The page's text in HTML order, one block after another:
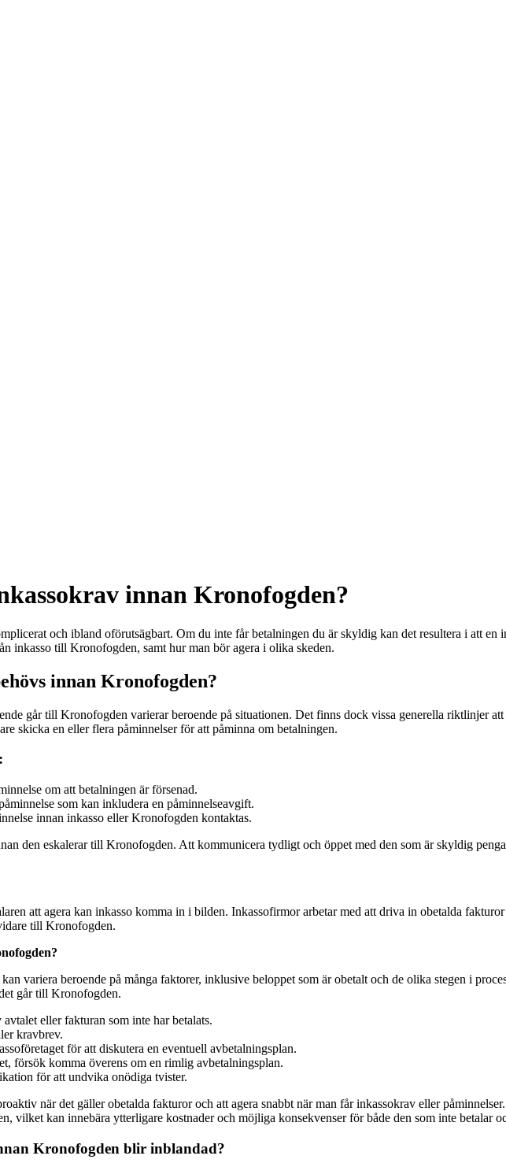
innan Kronofogden?
och ibland oförutsägbart. Om du inte får betalningen du är skyldig kan det resultera i att
inkasso till Kronofogden, samt hur man bör agera i olika skeden.
innan Kronofogden?
går till Kronofogden varierar beroende på situationen. Det finns dock vissa generella riktlinjer
skicka en eller flera påminnelser för att påminna om betalningen.
om att betalningen är försenad.
som kan inkludera en påminnelseavgift.
innan inkasso eller Kronofogden kontaktas.
den eskalerar till Kronofogden. Att kommunicera tydligt och öppet med den som är skyldig
att agera kan inkasso komma in i bilden. Inkassofirmor arbetar med att driva in obetalda
till Kronofogden.
variera beroende på många faktorer, inklusive beloppet som är obetalt och de olika stegen i
går till Kronofogden.
eller fakturan som inte har betalats.
kravbrev.
för att diskutera en eventuell avbetalningsplan.
försök komma överens om en rimlig avbetalningsplan.
för att undvika onödiga tvister.
när det gäller obetalda fakturor och att agera snabbt när man får inkassokrav eller
vilket kan innebära ytterligare kostnader och möjliga konsekvenser för både den som inte betalar
Kronofogden blir inblandad?